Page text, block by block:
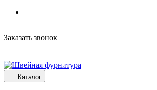
Заказать звонок
Каталог